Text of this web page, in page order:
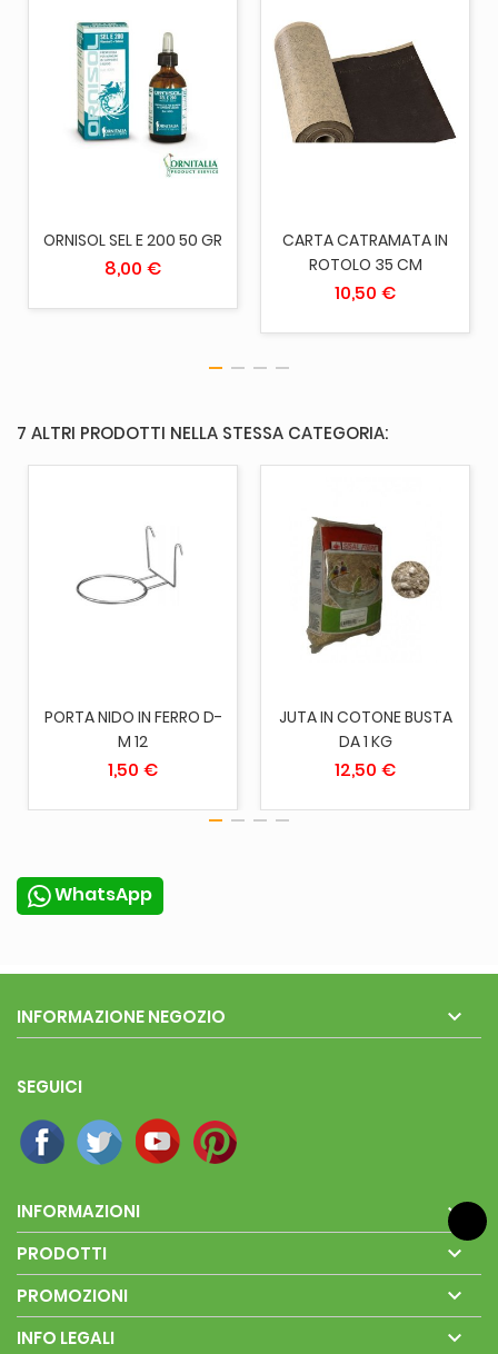
ORNISOL SEL E 200 50 GR
8,00 €
CARTA CATRAMATA IN
ROTOLO 35 CM
10,50 €
7 ALTRI PRODOTTI NELLA STESSA CATEGORIA:
PORTA NIDO IN FERRO D-
M 12
1,50 €
JUTA IN COTONE BUSTA
DA 1 KG
12,50 €
WhatsApp
INFORMAZIONE NEGOZIO 
SEGUICI
INFORMAZIONI 
PRODOTTI 
PROMOZIONI 
INFO LEGALI 